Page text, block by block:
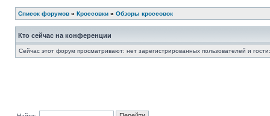
Список форумов » Кроссовки » Обзоры кроссовок
Кто сейчас на конференции
Сейчас этот форум просматривают: нет зарегистрированных пользователей и